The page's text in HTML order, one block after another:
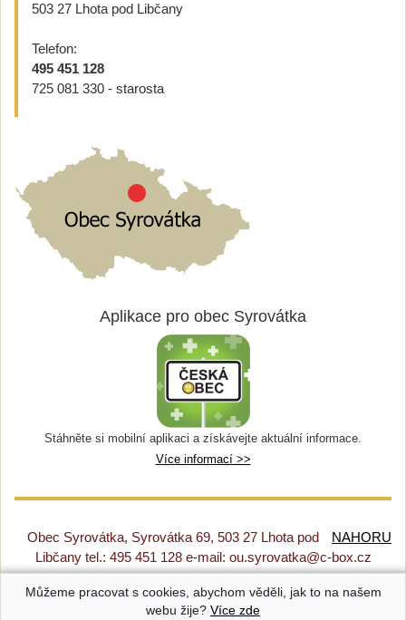
503 27 Lhota pod Libčany
Telefon:
495 451 128
725 081 330 - starosta
Aplikace pro obec Syrovátka
Stáhněte si mobilní aplikaci a získávejte aktuální informace.
Více informací >>
NAHORU
Obec Syrovátka, Syrovátka 69, 503 27 Lhota pod
Libčany tel.: 495 451 128 e-mail: ou.syrovatka@c-box.cz
Prohlášení o přístupnosti|Původní web|Nastavení cookies
Můžeme pracovat s cookies, abychom věděli, jak to na našem
webu žije? Více zde